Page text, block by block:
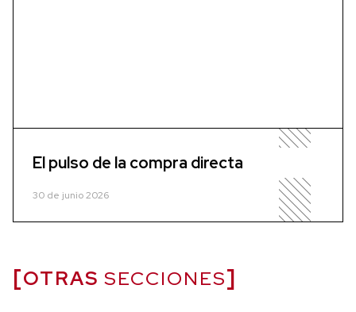
El pulso de la compra directa
30 de junio 2026
OTRAS SECCIONES